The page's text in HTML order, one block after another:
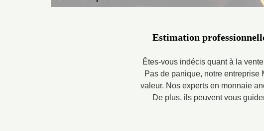
Estimation
Êtes-vous indécis quant à la
Pas de panique, notre
valeur. Nos experts en monnaie
De plus, ils peuvent vous